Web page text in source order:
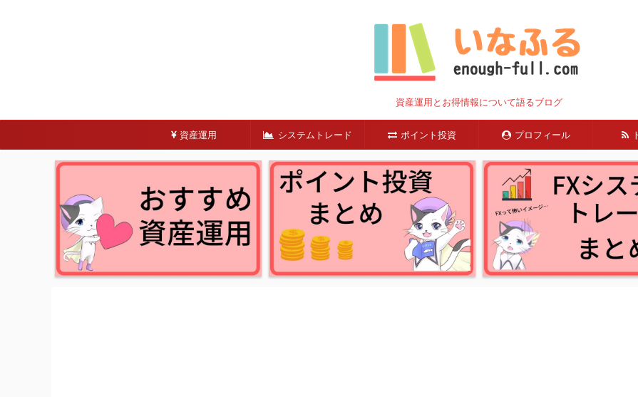
資産運用とお得情報について語るブログ
資産運用 システムトレード ポイント投資 プロフィール